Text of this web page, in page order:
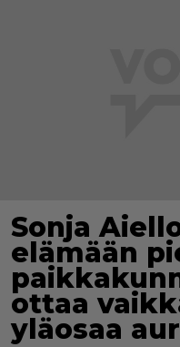
Sonja
elämään
ottaa
yläosaa